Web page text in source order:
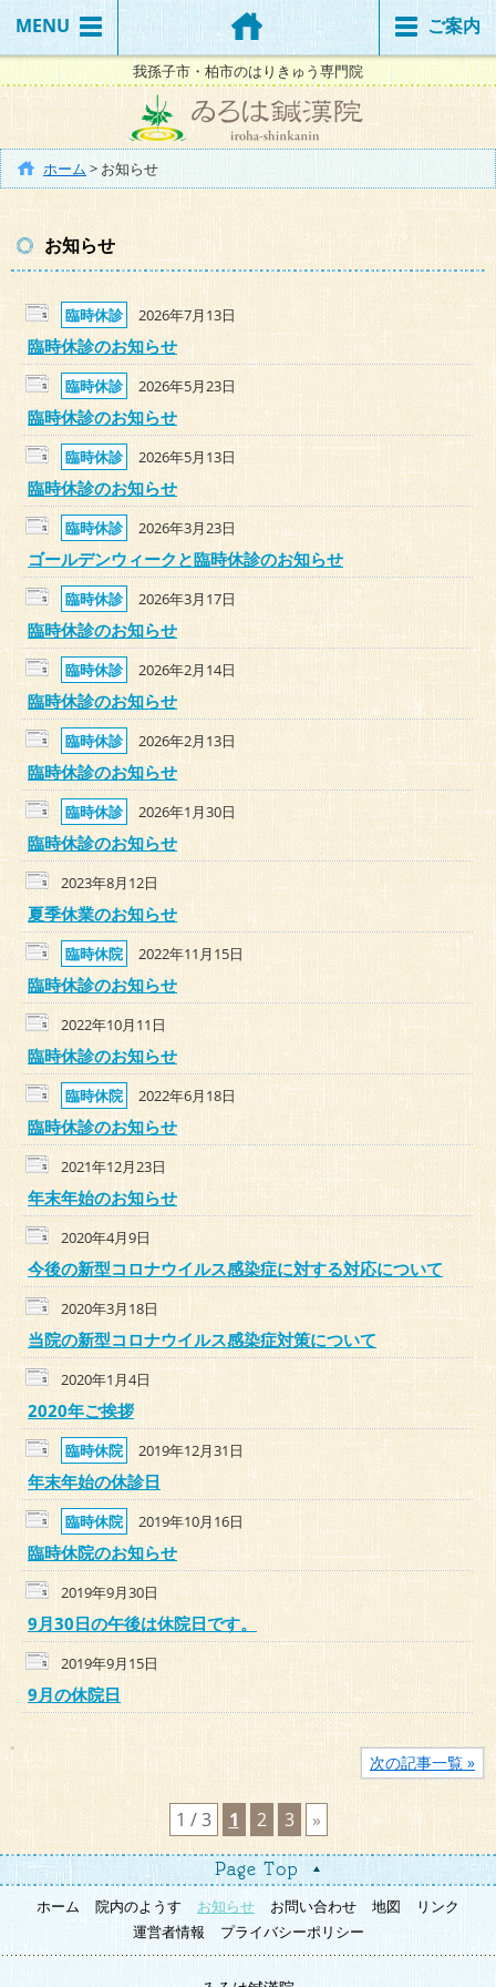
MENU ご案内
我孫子市・柏市のはりきゅう専門院
ホーム > お知らせ
お知らせ
臨時休診 2026年7月13日
臨時休診のお知らせ
臨時休診 2026年5月23日
臨時休診のお知らせ
臨時休診 2026年5月13日
臨時休診のお知らせ
臨時休診 2026年3月23日
ゴールデンウィークと臨時休診のお知らせ
臨時休診 2026年3月17日
臨時休診のお知らせ
臨時休診 2026年2月14日
臨時休診のお知らせ
臨時休診 2026年2月13日
臨時休診のお知らせ
臨時休診 2026年1月30日
臨時休診のお知らせ
2023年8月12日
夏季休業のお知らせ
臨時休院 2022年11月15日
臨時休診のお知らせ
2022年10月11日
臨時休診のお知らせ
臨時休院 2022年6月18日
臨時休診のお知らせ
2021年12月23日
年末年始のお知らせ
2020年4月9日
今後の新型コロナウイルス感染症に対する対応について
2020年3月18日
当院の新型コロナウイルス感染症対策について
2020年1月4日
2020年ご挨拶
臨時休院 2019年12月31日
年末年始の休診日
臨時休院 2019年10月16日
臨時休院のお知らせ
2019年9月30日
9月30日の午後は休院日です。
2019年9月15日
9月の休院日
次の記事一覧 »
1 / 3 1 2 3 »
ホーム 院内のようす お知らせ お問い合わせ 地図
リンク
運営者情報
プライバシーポリシー